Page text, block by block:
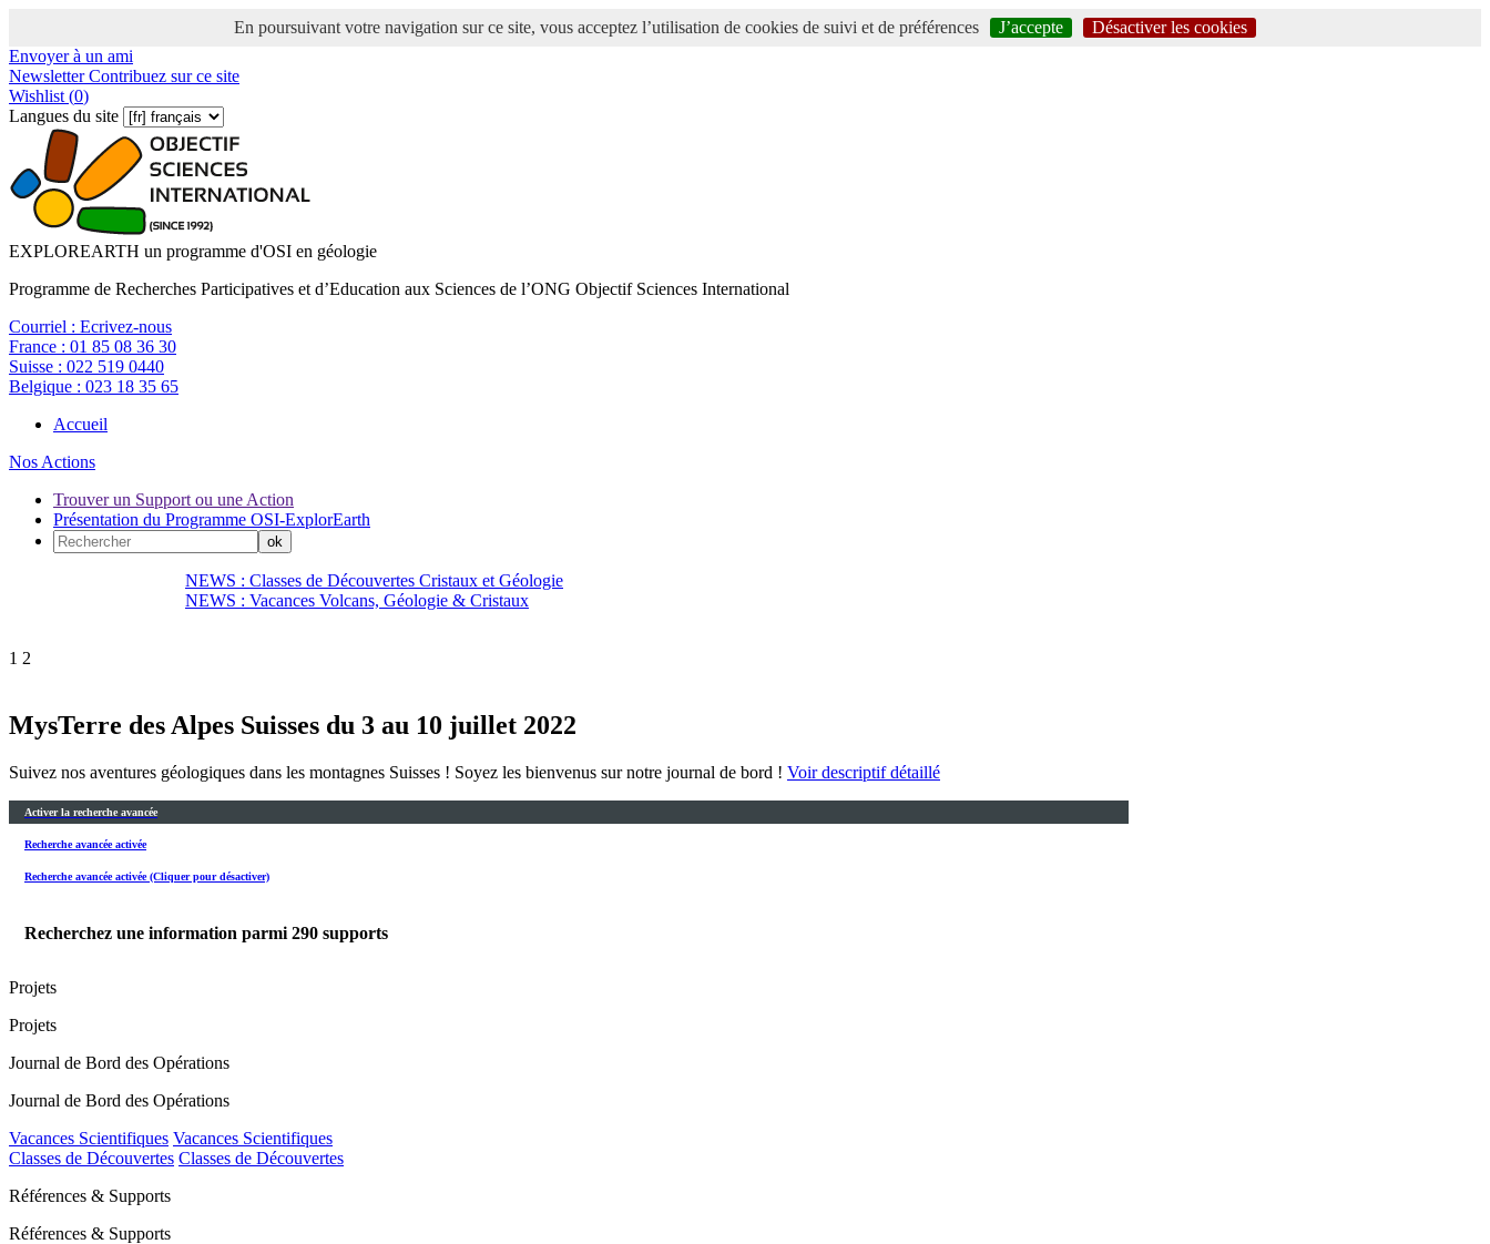
En poursuivant votre navigation sur ce site, vous acceptez l’utilisation de cookies de suivi et de préférences J’accepte
Désactiver les cookies
Envoyer à un ami
NewsletterContribuez sur ce site
Wishlist (0)
Langues du site
EXPLOREARTH un programme d'OSI en géologie
Programme de Recherches Participatives et d’Education aux Sciences de l’ONG Objectif Sciences International
Courriel : Ecrivez-nous
France : 01 85 08 36 30
Suisse : 022 519 0440
Belgique : 023 18 35 65
Accueil
Nos Actions
Trouver un Support ou une Action
Présentation du Programme OSI-ExplorEarth
NEWS : Classes de Découvertes Cristaux et Géologie
NEWS : Vacances Volcans, Géologie & Cristaux
1 2
MysTerre des Alpes Suisses du 3 au 10 juillet 2022
Suivez nos aventures géologiques dans les montagnes Suisses ! Soyez les bienvenus sur notre journal de bord ! Voir descriptif détaillé
Activer la recherche avancée
Recherche avancée activée
Recherche avancée activée (Cliquer pour désactiver)
Recherchez une information parmi 290 supports
Projets
Projets
Journal de Bord des Opérations
Journal de Bord des Opérations
Vacances Scientifiques Vacances Scientifiques
Classes de Découvertes Classes de Découvertes
Références & Supports
Références & Supports